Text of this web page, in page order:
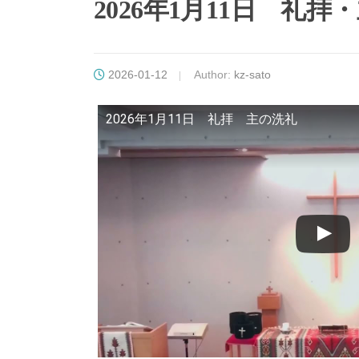
2026年1月11日 礼拝
2026-01-12 Author: kz-sato
2026年1月11日 礼拝 主の洗礼